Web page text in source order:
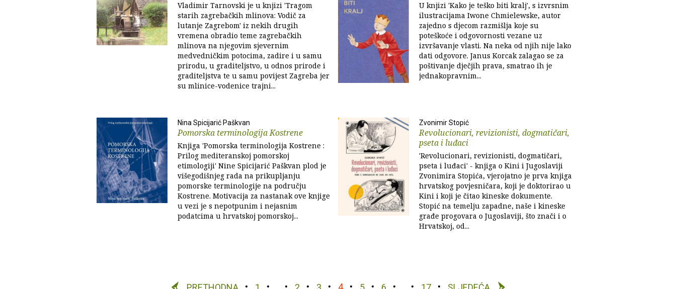
Vladimir Tarnovski je u knjizi 'Tragom
starih zagrebačkih mlinova: Vodič za
lutanje Zagrebom' iz nekih drugih
vremena obradio teme zagrebačkih
mlinova na njegovim sjevernim
medvedničkim potocima, zadire i u samu
prirodu, u graditeljstvo, u odnos prirode i
graditeljstva te u samu povijest Zagreba jer
su mlinice-vodenice trajni...
U knjizi 'Kako je teško biti kralj', s izvrsnim
ilustracijama Iwone Chmielewske, autor
zajedno s djecom razmišlja koje su
poteškoće i odgovornosti vezane uz
izvršavanje vlasti. Na neka od njih nije lako
dati odgovore. Janus Korcak zalagao se za
poštivanje dječjih prava, smatrao ih je
jednakopravnim...
Nina Spicijarić Paškvan
Pomorska terminologija Kostrene
Knjiga 'Pomorska terminologija Kostrene :
Prilog mediteranskoj pomorskoj
etimologiji' Nine Spicijarić Paškvan plod je
višegodišnjeg rada na prikupljanju
pomorske terminologije na području
Kostrene. Motivacija za nastanak ove knjige
u vezi je s nepotpunim i nejasnim
podatcima u hrvatskoj pomorskoj...
Zvonimir Stopić
Revolucionari, revizionisti, dogmatičari,
pseta i luđaci
'Revolucionari, revizionisti, dogmatičari,
pseta i luđaci' - knjiga o Kini i Jugoslaviji
Zvonimira Stopića, vjerojatno je prva knjiga
hrvatskog povjesničara, koji je doktorirao u
Kini i koji je čitao kineske dokumente.
Stopić na temelju zapadne, naše i kineske
građe progovara o Jugoslaviji, što znači i o
Hrvatskoj, od...
PRETHODNA 1 2 3 4 5 6 17 SLJEDEĆA